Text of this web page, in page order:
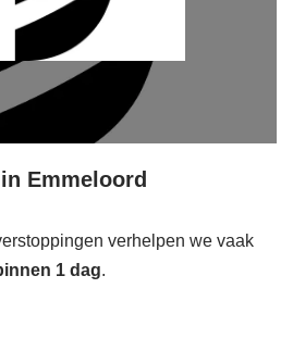
Emmeloord
verhelpen we vaak
1 dag.